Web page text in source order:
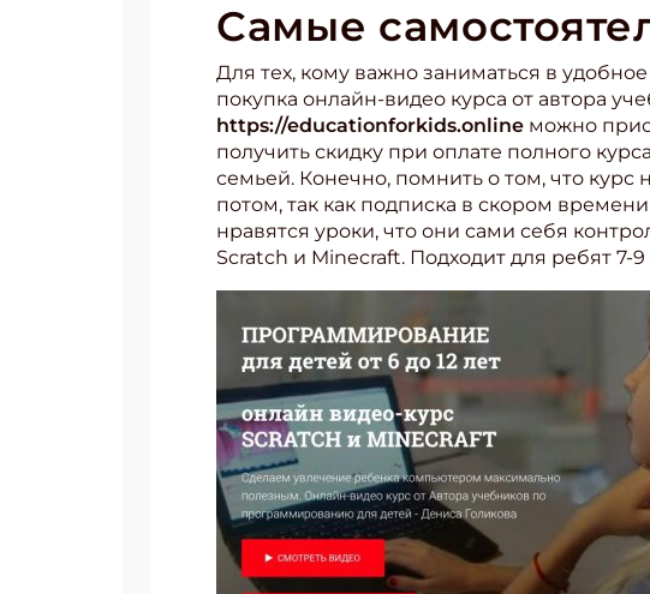
Самые
Для тех, кому важно заниматься в
покупка онлайн-видео курса от автора
https://educationforkids.online можно
получить скидку при оплате полного
семьей. Конечно, помнить о том, что
потом, так как подписка в скором
нравятся уроки, что они сами себя
Scratch и Minecraft. Подходит для ребят 7-9